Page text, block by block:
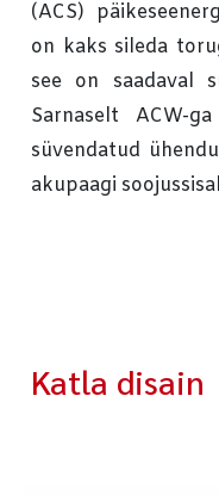
(ACS)
on kaks sileda
see on saadaval
Sarnaselt ACW-
süvendatud
akupaagi
Katla disain